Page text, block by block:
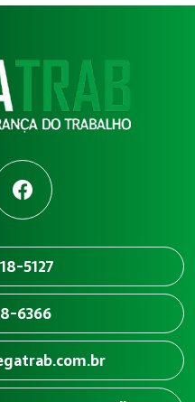
Facebook
5127
6366